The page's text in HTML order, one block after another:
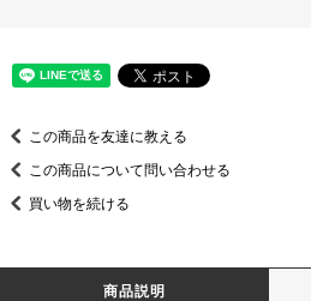
この商品を友達に教える
この商品について問い合わせる
買い物を続ける
商品説明